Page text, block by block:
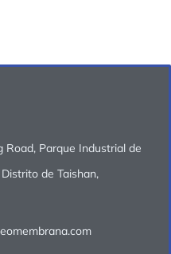
Road, Parque Industrial de
de Taishan,